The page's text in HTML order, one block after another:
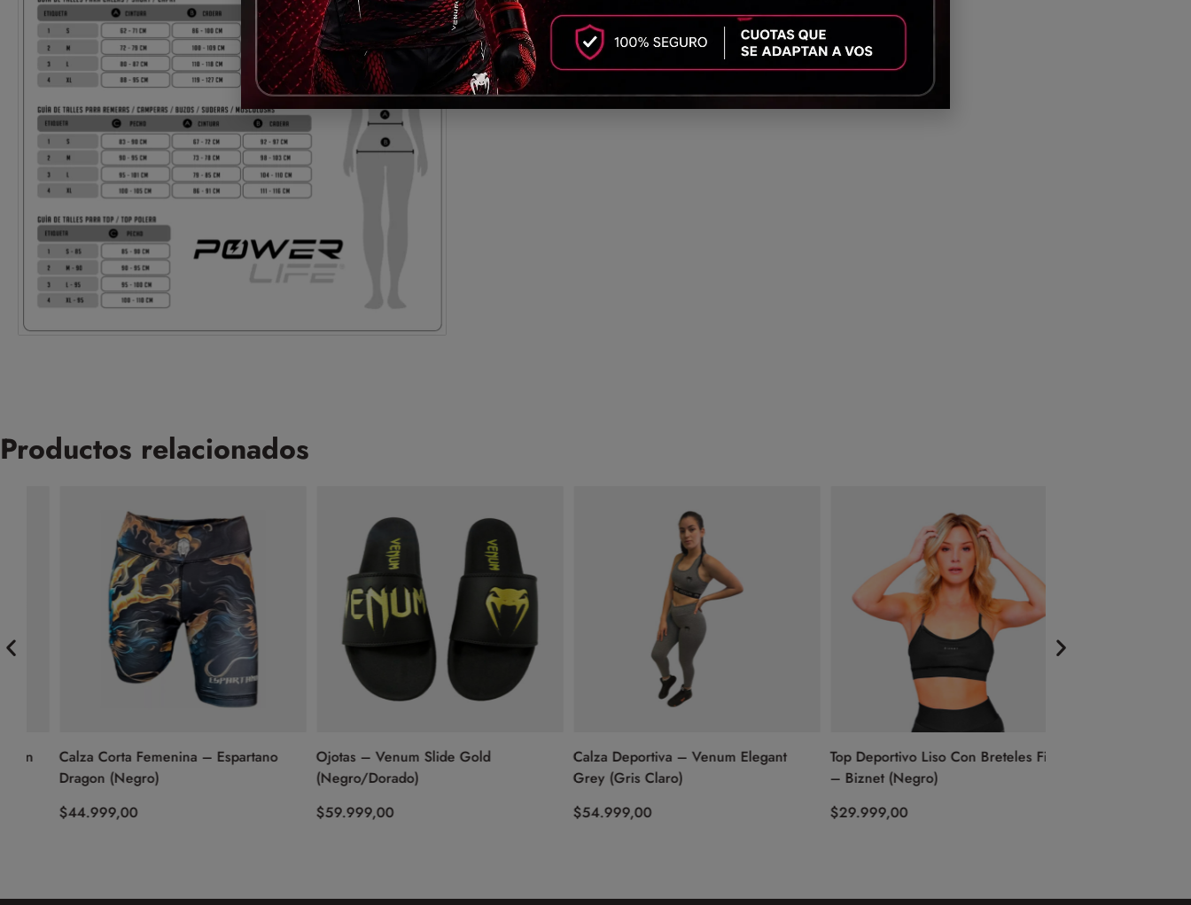
Productos relacionados
Calza Corta Femenina – Espartano
Dragon (Negro)
44.999,00
Ojotas – Venum Slide Gold
(Negro/Dorado)
59.999,00
Calza Deportiva – Venum Elegant
Grey (Gris Claro)
54.999,00
Top Deportivo Liso Con Breteles Finos
– Biznet (Negro)
29.999,00